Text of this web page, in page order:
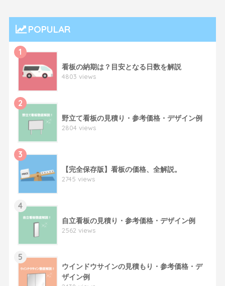
POPULAR
1
看板の納期は？目安となる日数を解説
4803 views
2
野立て看板の見積り・参考価格・デザイン例
2804 views
3
【完全保存版】看板の価格、全解説。
2745 views
4
自立看板の見積り・参考価格・デザイン例
2562 views
5
ウインドウサインの見積もり・参考価格・デ
ザイン例